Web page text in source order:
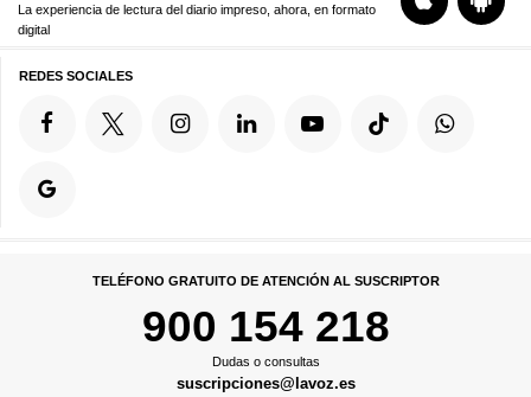
La experiencia de lectura del diario impreso, ahora, en formato
digital
REDES SOCIALES
TELÉFONO GRATUITO DE ATENCIÓN AL SUSCRIPTOR
900 154 218
Dudas o consultas
suscripciones@lavoz.es